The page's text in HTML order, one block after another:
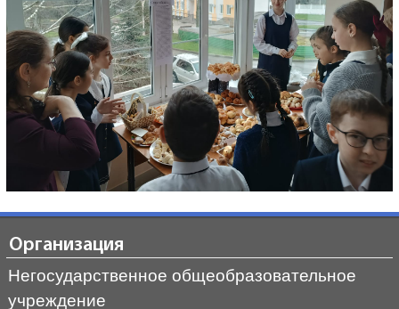
Организация
Негосударственное общеобразовательное
учреждение